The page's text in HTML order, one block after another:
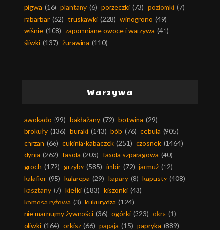
pigwa (16) plantany (6) porzeczki (73) poziomki (7)
rabarbar (62) truskawki (228) winogrono (49)
wiśnie (108) zapomniane owoce i warzywa (41)
śliwki (137) żurawina (110)
Warzywa
awokado (99) bakłażany (72) botwina (29)
brokuły (136) buraki (143) bób (76) cebula (905)
chrzan (66) cukinia-kabaczek (251) czosnek (1464)
dynia (262) fasola (203) fasola szparagowa (40)
groch (172) grzyby (585) imbir (72) jarmuż (12)
kalafior (95) kalarepa (29) kapary (8) kapusty (408)
kasztany (7) kiełki (183) kiszonki (43)
komosa ryżowa (3) kukurydza (124)
nie marnujmy żywności (36) ogórki (323) okra (1)
oliwki (164) orkisz (66) papaja (15) papryka (889)